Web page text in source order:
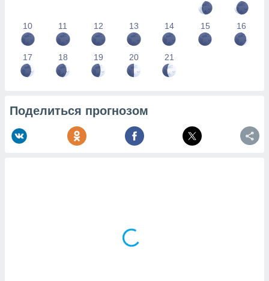
10 11 12 13 14 15 16
17 18 19 20 21
Поделиться прогнозом